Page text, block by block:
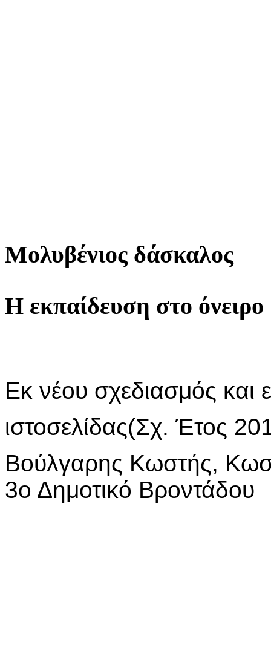
Μολυβένιος δάσκαλος
Η εκπαίδευση στο όνειρο
Εκ νέου σχεδιασμός και
ιστοσελίδας(Σχ. Έτος
Βούλγαρης
3ο Δημοτικό Βροντάδου